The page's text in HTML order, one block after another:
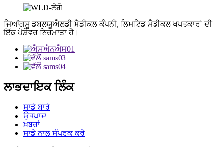
ਜਿਆਂਗਸੂ ਡਬਲਯੂਐਲਡੀ ਮੈਡੀਕਲ ਕੰਪਨੀ, ਲਿਮਟਿਡ ਮੈਡੀਕਲ ਖਪਤਕਾਰਾਂ ਦੀ
ਇੱਕ ਪੇਸ਼ੇਵਰ ਨਿਰਮਾਤਾ ਹੈ।
ਲਾਭਦਾਇਕ ਲਿੰਕ
ਸਾਡੇ ਬਾਰੇ
ਉਤਪਾਦ
ਖ਼ਬਰਾਂ
ਸਾਡੇ ਨਾਲ ਸੰਪਰਕ ਕਰੋ